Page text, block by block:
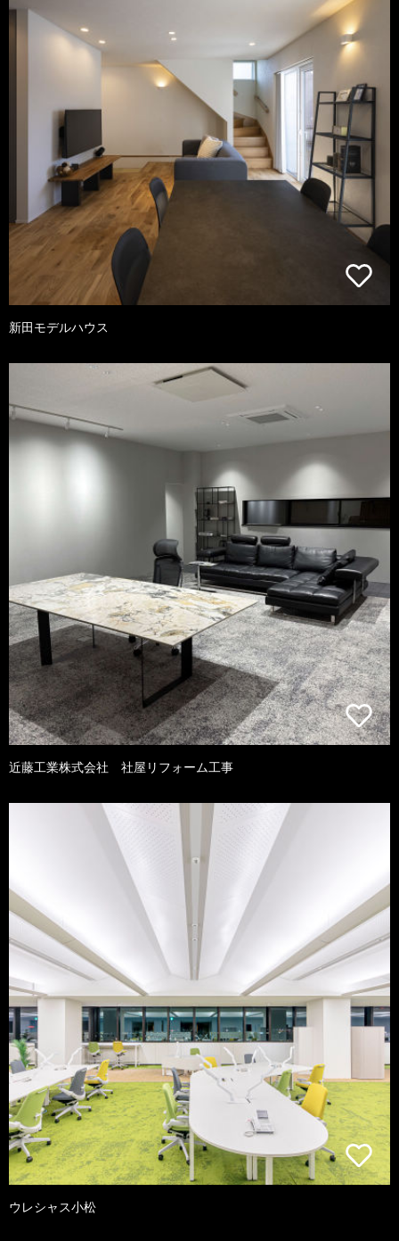
新田モデルハウス
近藤工業株式会社 社屋リフォーム工事
ウレシャス小松